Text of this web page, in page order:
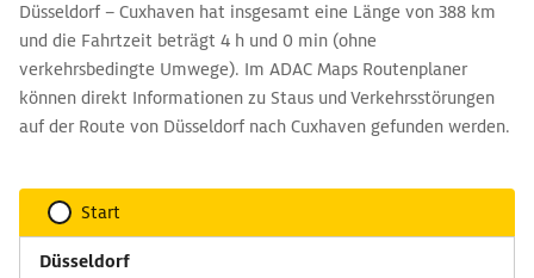
Düsseldorf – Cuxhaven hat insgesamt eine Länge von 388 km
und die Fahrtzeit beträgt 4 h und 0 min (ohne
verkehrsbedingte Umwege). Im ADAC Maps Routenplaner
können direkt Informationen zu Staus und Verkehrsstörungen
auf der Route von Düsseldorf nach Cuxhaven gefunden werden.
Start
Düsseldorf